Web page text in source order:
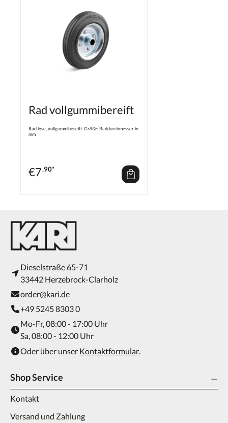
Rad vollgummibereift
Rad lose, vollgummibereift Größe: Raddurchmesser in
mm
€7.90*
Dieselstraße 65-71
33442 Herzebrock-Clarholz
order@kari.de
+49 5245 8303 0
Mo-Fr, 08:00 - 17:00 Uhr
Sa, 08:00 - 12:00 Uhr
Oder über unser Kontaktformular.
Shop Service
Kontakt
Versand und Zahlung